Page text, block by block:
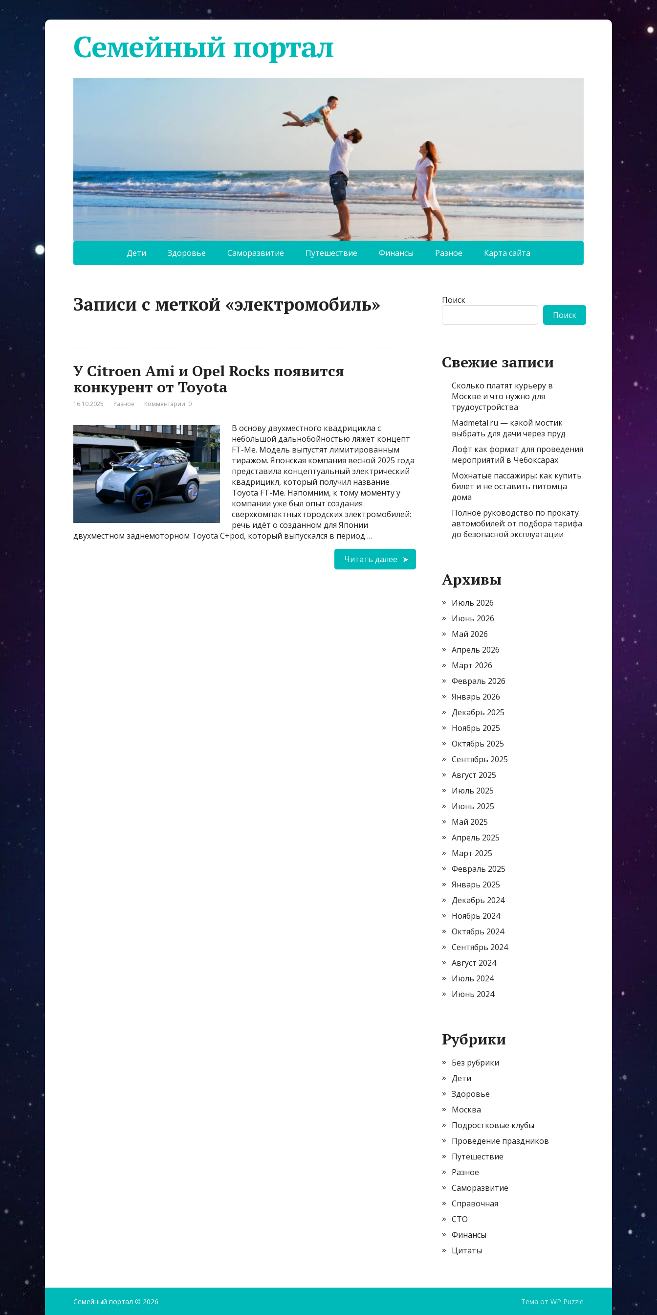
Семейный портал
Дети Здоровье Саморазвитие Путешествие Финансы Разное Карта сайта
Записи с меткой «электромобиль»
У Citroen Ami и Opel Rocks появится
конкурент от Toyota
16.10.2025 Разное Комментарии: 0
В основу двухместного квадрицикла с
небольшой дальнобойностью ляжет концепт
FT-Me. Модель выпустят лимитированным
тиражом. Японская компания весной 2025 года
представила концептуальный электрический
квадрицикл, который получил название
Toyota FT-Me. Напомним, к тому моменту у
компании уже был опыт создания
сверхкомпактных городских электромобилей:
речь идёт о созданном для Японии
двухместном заднемоторном Toyota С+pod, который выпускался в период …
Читать далее
Поиск
Поиск
Свежие записи
Сколько платят курьеру в
Москве и что нужно для
трудоустройства
Madmetal.ru — какой мостик
выбрать для дачи через пруд
Лофт как формат для проведения
мероприятий в Чебоксарах
Мохнатые пассажиры: как купить
билет и не оставить питомца
дома
Полное руководство по прокату
автомобилей: от подбора тарифа
до безопасной эксплуатации
Архивы
Июль 2026
Июнь 2026
Май 2026
Апрель 2026
Март 2026
Февраль 2026
Январь 2026
Декабрь 2025
Ноябрь 2025
Октябрь 2025
Сентябрь 2025
Август 2025
Июль 2025
Июнь 2025
Май 2025
Апрель 2025
Март 2025
Февраль 2025
Январь 2025
Декабрь 2024
Ноябрь 2024
Октябрь 2024
Сентябрь 2024
Август 2024
Июль 2024
Июнь 2024
Рубрики
Без рубрики
Дети
Здоровье
Москва
Подростковые клубы
Проведение праздников
Путешествие
Разное
Саморазвитие
Справочная
СТО
Финансы
Цитаты
Семейный портал © 2026 Тема от WP Puzzle